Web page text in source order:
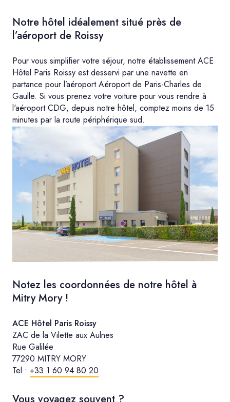
Notre hôtel idéalement situé près de
l’aéroport de Roissy
Pour vous simplifier votre séjour, notre établissement ACE
Hôtel Paris Roissy est desservi par une navette en
partance pour l’aéroport Aéroport de Paris-Charles de
Gaulle. Si vous prenez votre voiture pour vous rendre à
l'aéroport CDG, depuis notre hôtel, comptez moins de 15
minutes par la route périphérique sud.
Notez les coordonnées de notre hôtel à
Mitry Mory !
ACE Hôtel Paris Roissy
ZAC de la Vilette aux Aulnes
Rue Galilée
77290 MITRY MORY
Tel : +33 1 60 94 80 20